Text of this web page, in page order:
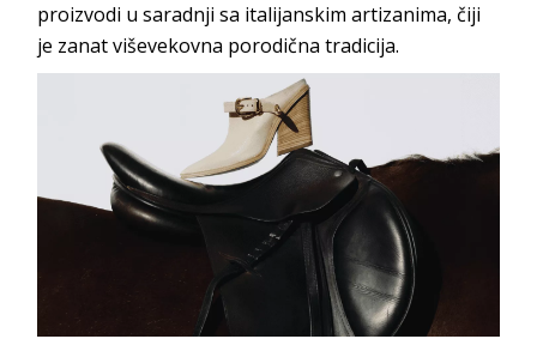
proizvodi u saradnji sa italijanskim artizanima, čiji
je zanat viševekovna porodična tradicija.